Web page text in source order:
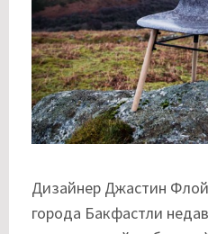
Дизайнер Джастин
города Бакфастли